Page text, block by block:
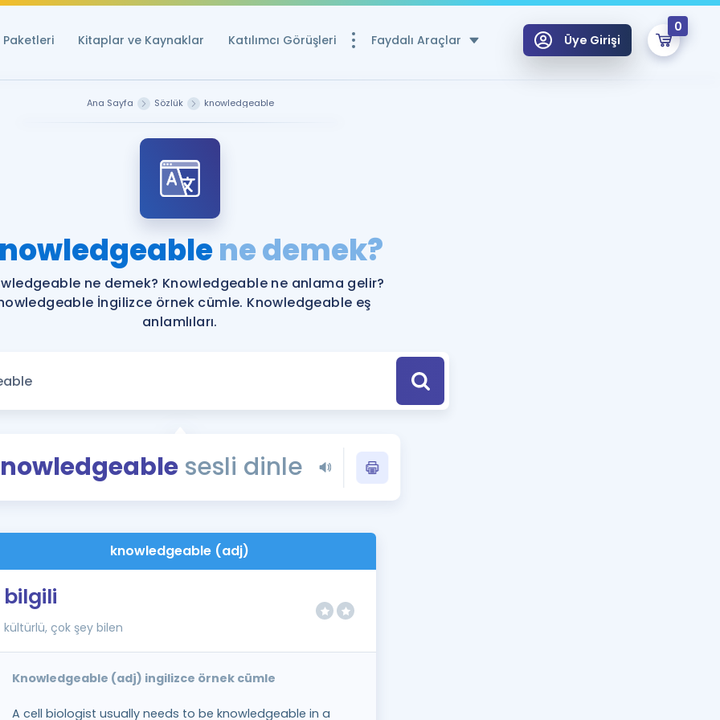
Paketleri Kitaplar ve Kaynaklar Katılımcı Görüşleri Faydalı Araçlar
Ücretsiz Kaynaklar
YDS ve YÖKDİL için Ücretsiz Kaynaklar
YDS ve YÖKDİL Puan Hesaplama Aracı
YDS ve YÖKDİL'e Hazırlananlar için Öneriler
Eğitim ve Kitaplara Özel Fırsatlar
YDS - YÖKDİL Tüm Sınavlarla İlgili Haberler
İngilizce Gramer
İngilizce Gramer ve Konu Anlatımı
Üye Girişi
0
Remzi Hoca ile seni sınava hazırlayacak onlarca eğitim seni bekliyor!
Ana Sayfa Sözlük knowledgeable
ne demek?
ne demek? Knowledgeable ne anlama gelir?
İngilizce örnek cümle. Knowledgeable eş
anlamlıları.
sesli dinle
knowledgeable (adj)
bilgili
kültürlü, çok şey bilen
Knowledgeable (adj) ingilizce örnek cümle
A cell biologist usually needs to be knowledgeable in a